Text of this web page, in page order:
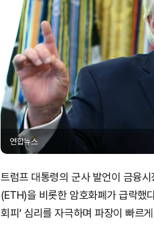
연합뉴스
트럼프 대통령의 군사 발언이 금융
(ETH)을 비롯한 암호화폐가 급락했
회피’ 심리를 자극하며 파장이 빠르